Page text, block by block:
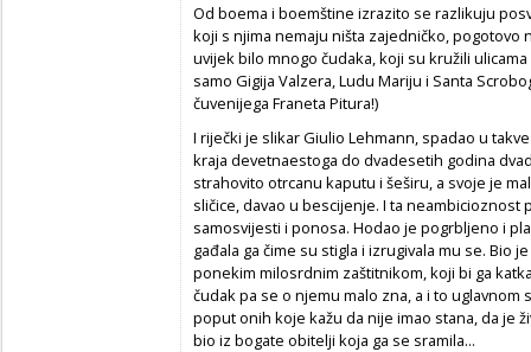
Od boema i boemštine izrazito se razlikuju
koji s njima nemaju ništa zajedničko, pogotovo
uvijek bilo mnogo čudaka, koji su kružili
samo Gigija Valzera, Ludu Mariju i Santa
čuvenijega Franeta Pitura!)
I riječki je slikar Giulio Lehmann, spadao u
kraja devetnaestoga do dvadesetih godina
strahovito otrcanu kaputu i šeširu, a svoje je
sličice, davao u bescijenje. I ta
samosvijesti i ponosa. Hodao je pogrbljeno i
gađala ga čime su stigla i izrugivala mu se. Bio
ponekim milosrdnim zaštitnikom, koji bi ga
čudak pa se o njemu malo zna, a i to
poput onih koje kažu da nije imao stana, da je
bio iz bogate obitelji koja ga se sramila...